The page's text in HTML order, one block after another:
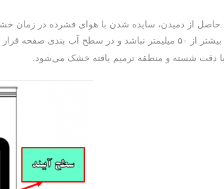
حاصل از دمیدن، سایده شدن با هوای فشرده در زمان
در سطح آب بندی صفحه قرار نگرفته باشد.
با دقت شسته و منطقه ترمیم یافته خشک می‌شود.